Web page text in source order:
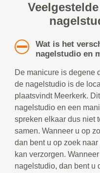
Wat is het
nagelstudio en
De manicure is degene
de nagelstudio is de
plaatsvindt Meerkerk.
nagelstudio en een
spreken elkaar dus niet
samen. Wanneer u op
dan bent u op zoek
kan verzorgen.
nagelstudio, dan bent u